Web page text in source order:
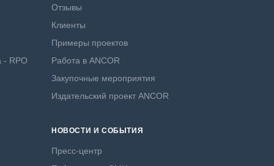
- RPO
Отзывы
Клиенты
Примеры проектов
Работа в ANCOR
Закупочные мероприятия
Издательский проект ANCOR
НОВОСТИ И СОБЫТИЯ
Пресс-центр